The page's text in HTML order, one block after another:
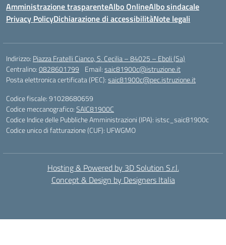
Amministrazione trasparenteAlbo OnlineAlbo sindacale
Privacy PolicyDichiarazione di accessibilitàNote legali
Indirizzo: Piazza Fratelli Cianco, S. Cecilia – 84025 – Eboli (Sa)
Centralino:0828601799 Email:saic81900c@istruzione.it
Posta elettronica certificata (PEC):saic81900c@pec.istruzione.it
Codice fiscale: 91028680659
Codice meccanografico:SAIC81900C
Codice Indice delle Pubbliche Amministrazioni (IPA): istsc_saic81900c
Codice unico di fatturazione (CUF): UFWGMO
Hosting & Powered by 3D Solution S.r.l.
Concept & Design by Designers Italia